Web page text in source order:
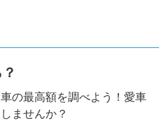
の最高額を調べよう！愛車
ませんか？